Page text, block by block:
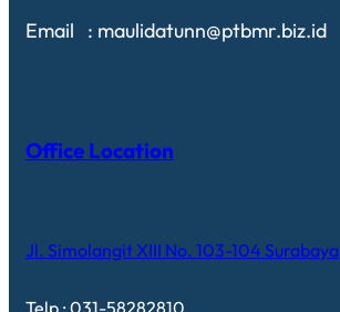
Email : maulidatunn@ptbmr.biz.id
Office Location
Jl. Simolangit XIII No. 103-104 Surabaya
Telp : 031-58282810